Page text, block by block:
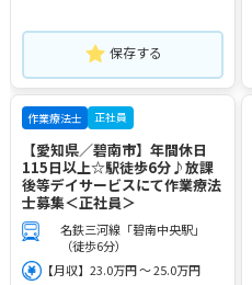
保存する
作業療法士 正社員
【愛知県／碧南市】年間休日
115日以上☆駅徒歩6分♪放課
後等デイサービスにて作業療法
士募集＜正社員＞
名鉄三河線「碧南中央駅」
（徒歩6分）
【月収】23.0万円 ～ 25.0万円